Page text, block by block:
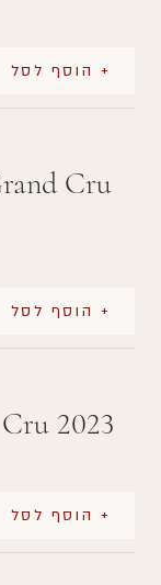
+ הוסף לסל
Cru
+ הוסף לסל
2023
+ הוסף לסל